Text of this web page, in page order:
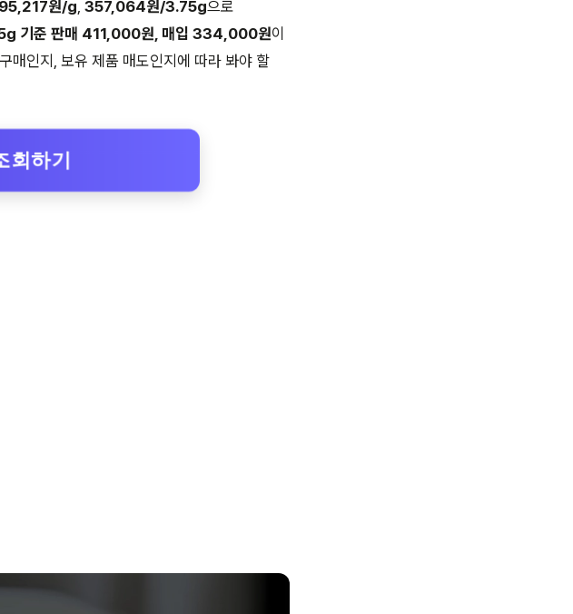
95,217원/g, 357,064원/3.75g으로
기준 판매 411,000원, 매입 334,000원이
매인지, 보유 제품 매도인지에 따라 봐야 할
회하기